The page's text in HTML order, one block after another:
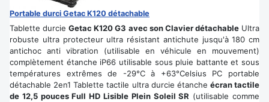
Portable durci Getac K120 détachable
Tablette durcieGetac K120 G3 avec son Clavier détachableUltra
robuste ultra protecteur ultra résistant antichute jusqu'à 180 cm
antichoc anti vibration (utilisable en véhicule en mouvement)
complètement étanche iP66 utilisable sous pluie battante et sous
températures extrêmes de -29°C à +63°Celsius PC portable
détachable 2en1 Tablette tactile ultra durcie étanche écran tactile
de 12,5 pouces Full HD Lisible Plein Soleil SR (utilisable comme